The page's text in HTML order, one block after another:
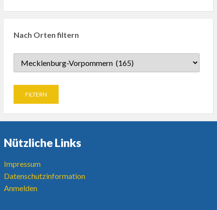
Nach Orten filtern
Nützliche Links
Impressum
Datenschutzinformation
Anmelden